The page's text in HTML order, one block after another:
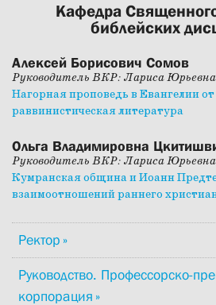
Кафедра
библейских
Алексей Борисович Сомов
Руководитель ВКР: Лариса
Нагорная проповедь в Евангелии
раввинистическая литература
Ольга Владимировна
Руководитель ВКР: Лариса
Кумранская община и Иоанн
взаимоотношений раннего
Ректор
Руководство. Профессорско-
корпорация